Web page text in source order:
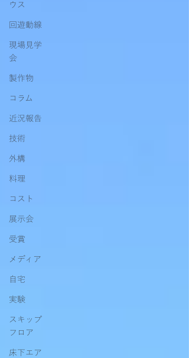
ウス
回遊動線
現場見学
会
製作物
コラム
近況報告
技術
外構
料理
コスト
展示会
受賞
メディア
自宅
実験
スキップ
フロア
床下エア